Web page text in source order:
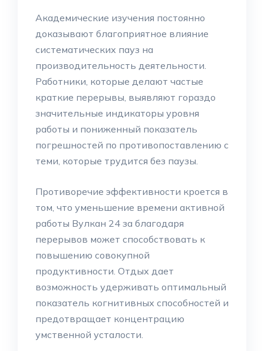
Академические изучения постоянно
доказывают благоприятное влияние
систематических пауз на
производительность деятельности.
Работники, которые делают частые
краткие перерывы, выявляют гораздо
значительные индикаторы уровня
работы и пониженный показатель
погрешностей по противопоставлению с
теми, которые трудится без паузы.
Противоречие эффективности кроется в
том, что уменьшение времени активной
работы Вулкан 24 за благодаря
перерывов может способствовать к
повышению совокупной
продуктивности. Отдых дает
возможность удерживать оптимальный
показатель когнитивных способностей и
предотвращает концентрацию
умственной усталости.